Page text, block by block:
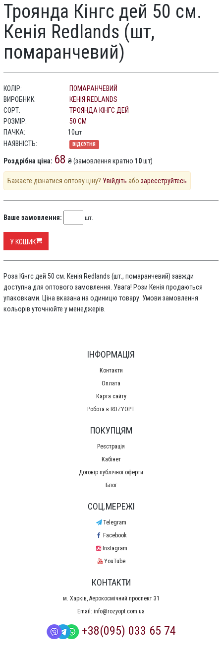
Троянда Кінгс дей 50 см.
Кенія Redlands (шт,
помаранчевий)
КОЛІР:
ПОМАРАНЧЕВИЙ
ВИРОБНИК:
КЕНІЯ REDLANDS
СОРТ:
ТРОЯНДА КІНГС ДЕЙ
РОЗМІР:
50 СМ
ПАЧКА:
10шт
НАЯВНІСТЬ: ВІДСУТНЯ
Роздрібна ціна: 68 ₴ (замовлення кратно 10шт)
Бажаєте дізнатися оптову ціну? Увійдіть або зареєструйтесь
Ваше замовлення: шт.
У КОШИК
Роза Кінгс дей 50 см. Кенія Redlands (шт., помаранчевий) завжди
доступна для оптового замовлення. Увага! Рози Кенія продаються
упаковками. Ціна вказана на одиницю товару. Умови замовлення
кольорів уточнюйте у менеджерів.
ІНФОРМАЦІЯ
Контакти
Оплата
Карта сайту
Робота в ROZYOPT
ПОКУПЦЯМ
Реєстрація
Кабінет
Договір публічної оферти
Блог
СОЦ.МЕРЕЖІ
Telegram
Facebook
Instagram
YouTube
КОНТАКТИ
м. Харків, Аерокосмічний проспект 31
Email: info@rozyopt.com.ua
+38(095) 033 65 74